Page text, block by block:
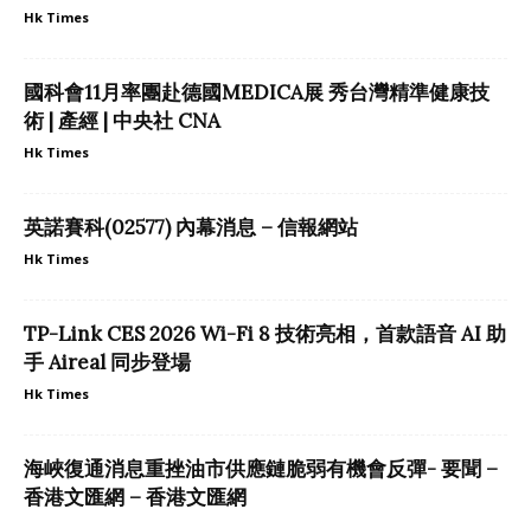
Hk Times
國科會11月率團赴德國MEDICA展 秀台灣精準健康技
術 | 產經 | 中央社 CNA
Hk Times
英諾賽科(02577) 內幕消息 – 信報網站
Hk Times
TP-Link CES 2026 Wi-Fi 8 技術亮相，首款語音 AI 助
手 Aireal 同步登場
Hk Times
海峽復通消息重挫油市供應鏈脆弱有機會反彈- 要聞 –
香港文匯網 – 香港文匯網